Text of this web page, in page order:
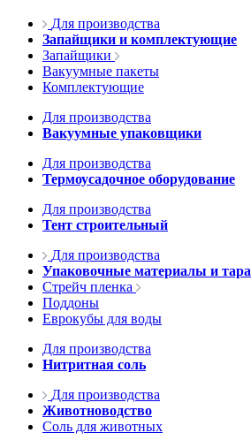
Для производства
Запайщики и комплектующие
Запайщики
Вакуумные пакеты
Комплектующие
Для производства
Вакуумные упаковщики
Для производства
Термоусадочное оборудование
Для производства
Тент строительный
Для производства
Упаковочные материалы и тара
Стрейч пленка
Поддоны
Еврокубы для воды
Для производства
Нитритная соль
Для производства
Животноводство
Соль для животных